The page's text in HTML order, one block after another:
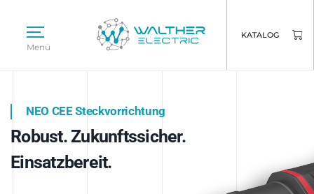
Menü
KATALOG
Intelligente Stromverteilung
NEO CEE Steckvorrichtung
Robust. Zukunftssicher.
Einsatzbereit.
Intelligenz trifft Energie.